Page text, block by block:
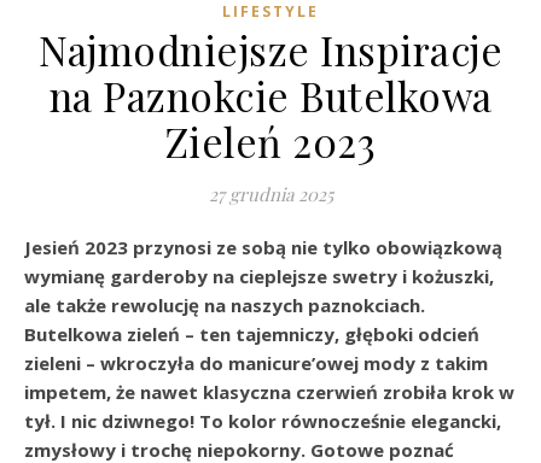
LIFESTYLE
Najmodniejsze Inspiracje
na Paznokcie Butelkowa
Zieleń 2023
27 grudnia 2025
Jesień 2023 przynosi ze sobą nie tylko obowiązkową
wymianę garderoby na cieplejsze swetry i kożuszki,
ale także rewolucję na naszych paznokciach.
Butelkowa zieleń – ten tajemniczy, głęboki odcień
zieleni – wkroczyła do manicure’owej mody z takim
impetem, że nawet klasyczna czerwień zrobiła krok w
tył. I nic dziwnego! To kolor równocześnie elegancki,
zmysłowy i trochę niepokorny. Gotowe poznać